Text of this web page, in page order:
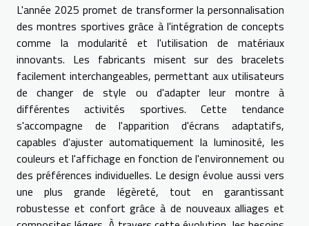
L'année 2025 promet de transformer la personnalisation
des montres sportives grâce à l'intégration de concepts
comme la modularité et l'utilisation de matériaux
innovants. Les fabricants misent sur des bracelets
facilement interchangeables, permettant aux utilisateurs
de changer de style ou d'adapter leur montre à
différentes activités sportives. Cette tendance
s'accompagne de l'apparition d'écrans adaptatifs,
capables d'ajuster automatiquement la luminosité, les
couleurs et l'affichage en fonction de l'environnement ou
des préférences individuelles. Le design évolue aussi vers
une plus grande légèreté, tout en garantissant
robustesse et confort grâce à de nouveaux alliages et